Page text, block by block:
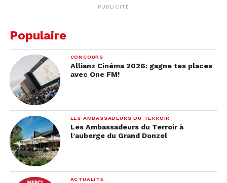
PUBLICITÉ
Populaire
CONCOURS
Allianz Cinéma 2026: gagne tes places
avec One FM!
LES AMBASSADEURS DU TERROIR
Les Ambassadeurs du Terroir à
l’auberge du Grand Donzel
ACTUALITÉ